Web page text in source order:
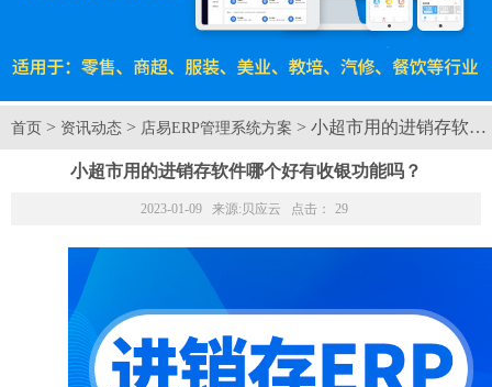
首页 > 资讯动态 > 店易ERP管理系统方案 > 小超市用的进销存软
小超市用的进销存软件哪个好有收银功能吗？
2023-01-09 来源: 贝应云 点击： 29